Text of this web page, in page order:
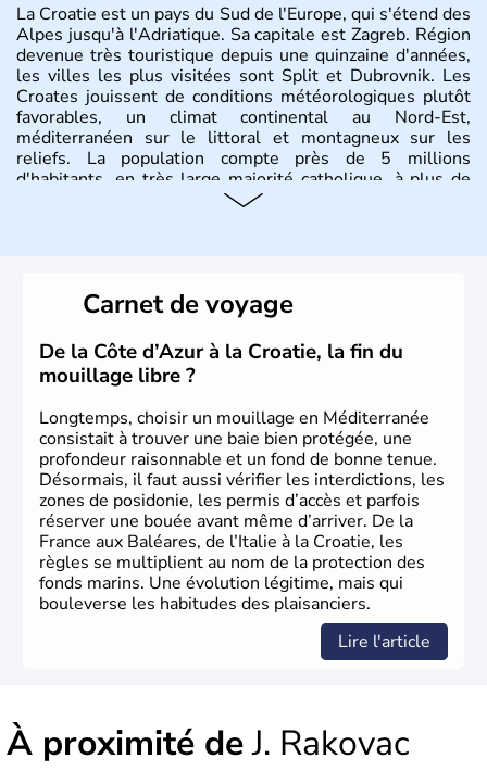
La Croatie est un pays du Sud de l'Europe, qui s'étend des
Alpes jusqu'à l'Adriatique. Sa capitale est Zagreb. Région
devenue très touristique depuis une quinzaine d'années,
les villes les plus visitées sont Split et Dubrovnik. Les
Croates jouissent de conditions météorologiques plutôt
favorables, un climat continental au Nord-Est,
méditerranéen sur le littoral et montagneux sur les
reliefs. La population compte près de 5 millions
d'habitants, en très large majorité catholique, à plus de
Alpes jusqu’à l’Adriatique. Sa capitale est
devenue très touristique depuis une quinzaine d’années,
les villes les plus visitées s’appellentSplitet Dubrovnik
Plus de neuf millions de personnes transitent chaque
année par le pays.
Carnet de voyage
De la Côte d’Azur à la Croatie, la fin du
mouillage libre ?
Longtemps, choisir un mouillage en Méditerranée
consistait à trouver une baie bien protégée, une
profondeur raisonnable et un fond de bonne tenue.
Désormais, il faut aussi vérifier les interdictions, les
zones de posidonie, les permis d’accès et parfois
réserver une bouée avant même d’arriver. De la
France aux Baléares, de l’Italie à la Croatie, les
règles se multiplient au nom de la protection des
fonds marins. Une évolution légitime, mais qui
bouleverse les habitudes des plaisanciers.
Lire l'article
À proximité deJ. Rakovac